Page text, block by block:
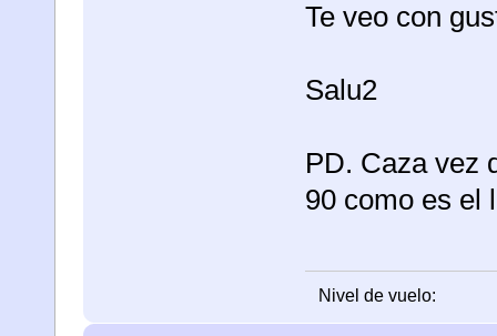
Te veo con
Salu2
PD. Caza vez
90 como es el
Nivel de vuelo: